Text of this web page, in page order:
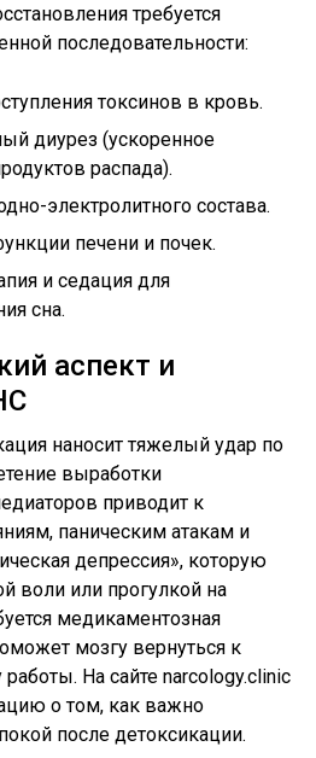
требуется
последовательности:
токсинов в кровь.
диурез (ускоренное
распада).
электролитного состава.
печени и почек.
и седация для
сна.
аспект и
наносит тяжелый удар по
выработки
приводит к
паническим атакам и
депрессия», которую
воли или прогулкой на
медикаментозная
мозгу вернуться к
На сайте narcology.clinic
о том, как важно
после детоксикации.